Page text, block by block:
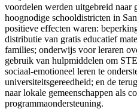
voordelen werden uitgebreid naar
hoognodige schooldistricten in
positieve effecten waren:
distributie van gratis educatief
families; onderwijs voor leraren
gebruik van hulpmiddelen om
sociaal-emotioneel leren te
universiteitsgereedheid; en de
naar lokale gemeenschappen als
programmaondersteuning.